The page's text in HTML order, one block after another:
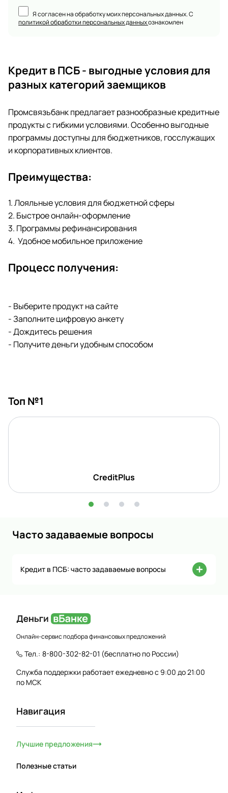
Я согласен на обработку моих персональных данных. С
политикой обработки персональных данныхознакомлен
Кредит в ПСБ - выгодные условия для
разных категорий заемщиков
Промсвязьбанк предлагает разнообразные кредитные
продукты с гибкими условиями. Особенно выгодные
программы доступны для бюджетников, госслужащих
и корпоративных клиентов.
Преимущества:
1. Лояльные условия для бюджетной сферы
2. Быстрое онлайн-оформление
3. Программы рефинансирования
4. Удобное мобильное приложение
Процесс получения:
- Выберите продукт на сайте
- Заполните цифровую анкету
- Дождитесь решения
- Получите деньги удобным способом
Топ №1
CreditPlus
Часто задаваемые вопросы
Кредит в ПСБ: часто задаваемые вопросы
Онлайн-сервис подбора финансовых предложений
Тел.: 8-800-302-82-01 (бесплатно по России)
Служба поддержки работает ежедневно с 9:00 до 21:00
по МСК
Навигация
Лучшие предложения
Полезные статьи